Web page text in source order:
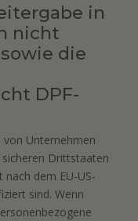
in
nicht
die
DPF-
Unternehmen
Drittstaaten
dem EU-US-
sind. Wenn